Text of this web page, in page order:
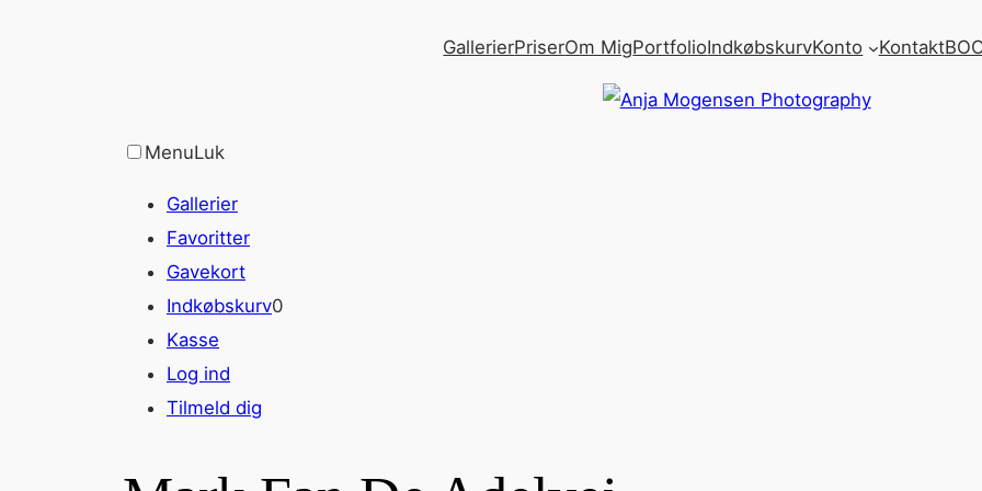
GallerierPriserOm MigPortfolioIndkøbskurvKonto Kontakt
MenuLuk
Gallerier
Favoritter
Gavekort
Indkøbskurv0
Kasse
Log ind
Tilmeld dig